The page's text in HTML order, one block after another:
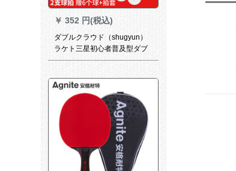
￥ 352 円(税込)
ダブルクラウド（shugyun）
ラケト三星初心者普及型ダブ
ルラッケジット2面リフレジッ